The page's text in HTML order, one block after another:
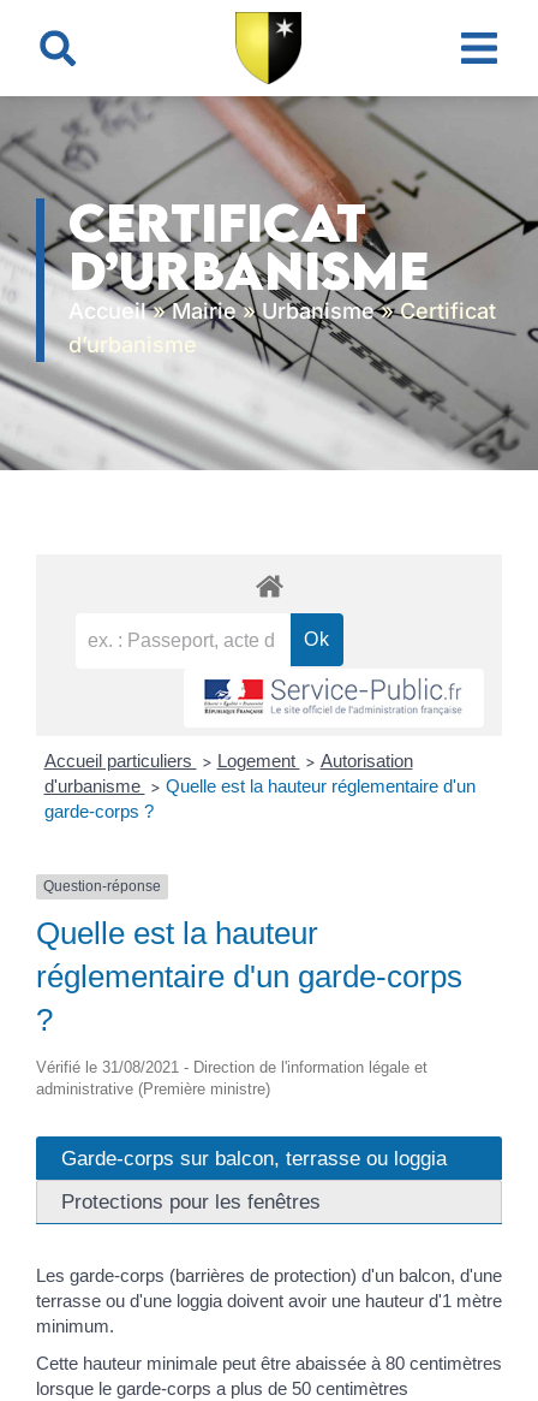
principal
Certificat
d’urbanisme
Accueil»Mairie»Urbanisme»Certificat
d’urbanisme
Accueil particuliers > Logement > Autorisation
d'urbanisme > Quelle est la hauteur réglementaire d'un
garde-corps ?
Question-réponse
Quelle est la hauteur
réglementaire d'un garde-corps
?
Vérifié le 31/08/2021 - Direction de l'information légale et
administrative (Première ministre)
Garde-corps sur balcon, terrasse ou loggia
Protections pour les fenêtres
Les garde-corps (barrières de protection) d'un balcon, d'une
terrasse ou d'une loggia doivent avoir une hauteur d'1 mètre
minimum.
Cette hauteur minimale peut être abaissée à 80 centimètres
lorsque le garde-corps a plus de 50 centimètres